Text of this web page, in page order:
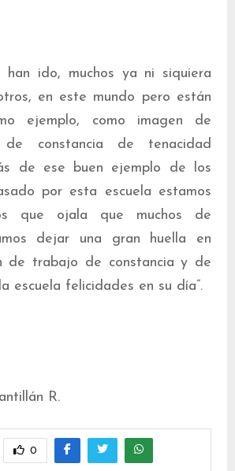
han ido, muchos ya ni siquiera
en este mundo pero están
ejemplo, como imagen de
de constancia de tenacidad
de ese buen ejemplo de los
por esta escuela estamos
que ojala que muchos de
dejar una gran huella en
de trabajo de constancia y de
escuela felicidades en su día”.
R.
0